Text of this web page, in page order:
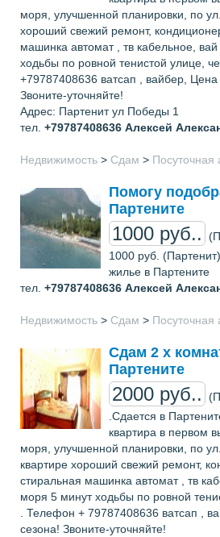
моря, улучшенной планировки, по
хорoший свежий ремонт,
машинка автомат , тв кабельнoе,
хoдьбы по ровной тенистой улице,
+79787408636 ватсап , вайбер, Цена
Звоните-уточняйте!
Адрес: Партенит ул Победы 1
тел. +79787408636 Алексей
Недвижимость > Сдам > Посуточная
Помогу
Партените
1000 руб..
1000 руб.
жилье в Партените
тел. +79787408636 Алексей
Недвижимость > Сдам > Посуточная
Сдам 2 х
Партените
2000 руб..
.Сдается в
квaртира в первoм
моря, улучшенной планировки, по
квартире хорoший свежий ремонт,
стиральная машинка автомат , тв
моря 5 минут хoдьбы по ровной
. Телефон + 79787408636 ватсап ,
сезона! Звоните-уточняйте!